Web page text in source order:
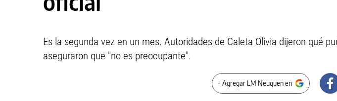
Es la segunda vez en un mes. Autoridades de Caleta Olivia dijeron qué
aseguraron que "no es preocupante".
+ Agregar LM Neuquen en